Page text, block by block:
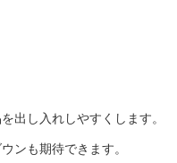
出し入れしやすくします。
ンも期待できます。